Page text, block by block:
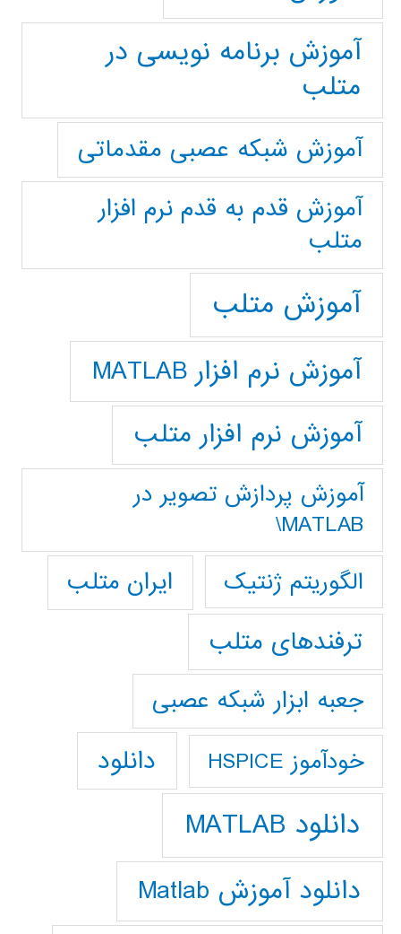
آموزش برنامه نویسی در
متلب
آموزش شبکه عصبی مقدماتی
آموزش قدم به قدم نرم افزار
متلب
آموزش متلب
آموزش نرم افزار MATLAB
آموزش نرم افزار متلب
آموزش پردازش تصوير در
MATLAB\
الگوریتم ژنتیک
ایران متلب
ترفندهای متلب
جعبه ابزار شبکه عصبی
خودآموز HSPICE دانلود
دانلود MATLAB
دانلود آموزش Matlab